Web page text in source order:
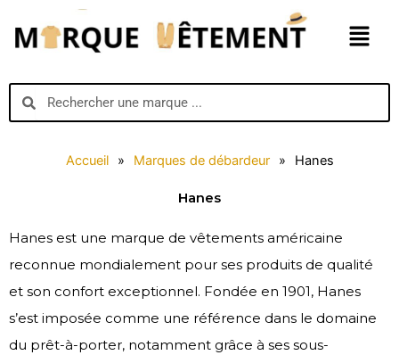
contenu
Menu
SearchSearch
Accueil » Marques de débardeur » Hanes
Hanes
Hanes est une marque de vêtements américaine
reconnue mondialement pour ses produits de qualité
et son confort exceptionnel. Fondée en 1901, Hanes
s’est imposée comme une référence dans le domaine
du prêt-à-porter, notamment grâce à ses sous-